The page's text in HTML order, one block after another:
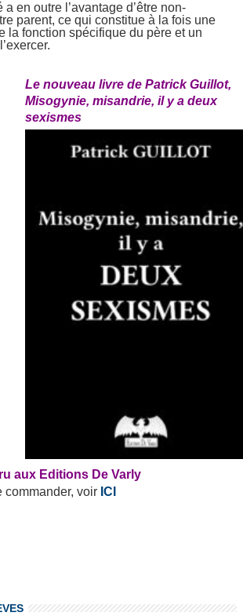
en outre l’avantage d’être non-
parent, ce qui constitue à la fois une
la fonction spécifique du père et un
Le nouveau livre de Patrick Guillot,
Misogynie, misandrie, il y a deux
sexismes
aux Editions De Varly
commander, voir ICI